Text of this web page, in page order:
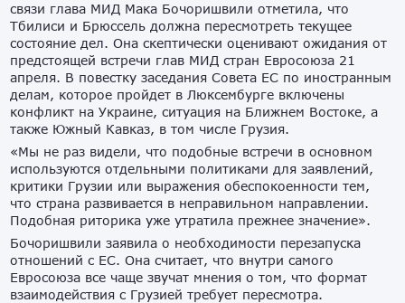
связи глава МИД Мака Бочоришвили отметила, что
Тбилиси и Брюссель должна пересмотреть текущее
состояние дел. Она скептически оценивают ожидания от
предстоящей встречи глав МИД стран Евросоюза 21
апреля. В повестку заседания Совета ЕС по иностранным
делам, которое пройдет в Люксембурге включены
конфликт на Украине, ситуация на Ближнем Востоке, а
также Южный Кавказ, в том числе Грузия.
«Мы не раз видели, что подобные встречи в основном
используются отдельными политиками для заявлений,
критики Грузии или выражения обеспокоенности тем,
что страна развивается в неправильном направлении.
Подобная риторика уже утратила прежнее значение».
Бочоришвили заявила о необходимости перезапуска
отношений с ЕС. Она считает, что внутри самого
Евросоюза все чаще звучат мнения о том, что формат
взаимодействия с Грузией требует пересмотра.